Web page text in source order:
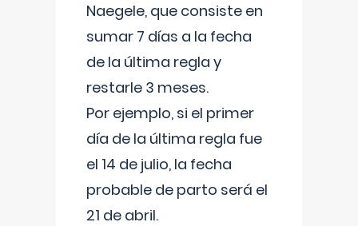
Naegele, que consiste en
sumar 7 días a la fecha
de la última regla y
restarle 3 meses.
Por ejemplo, si el primer
día de la última regla fue
el 14 de julio, la fecha
probable de parto será el
21 de abril.